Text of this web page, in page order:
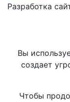
Разработка
Вы
создает
Чтобы